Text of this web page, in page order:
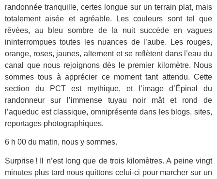
randonnée tranquille, certes longue sur un terrain plat, mais
totalement aisée et agréable. Les couleurs sont tel que
rêvées, au bleu sombre de la nuit succède en vagues
ininterrompues toutes les nuances de l’aube. Les rouges,
orange, roses, jaunes, alternent et se reflètent dans l’eau du
canal que nous rejoignons dès le premier kilomètre. Nous
sommes tous à apprécier ce moment tant attendu. Cette
section du PCT est mythique, et l’image d’Épinal du
randonneur sur l’immense tuyau noir mât et rond de
l’aqueduc est classique, omniprésente dans les blogs, sites,
reportages photographiques.
6 h 00 du matin, nous y sommes.
Surprise ! Il n’est long que de trois kilomètres. A peine vingt
minutes plus tard nous quittons celui-ci pour marcher sur un